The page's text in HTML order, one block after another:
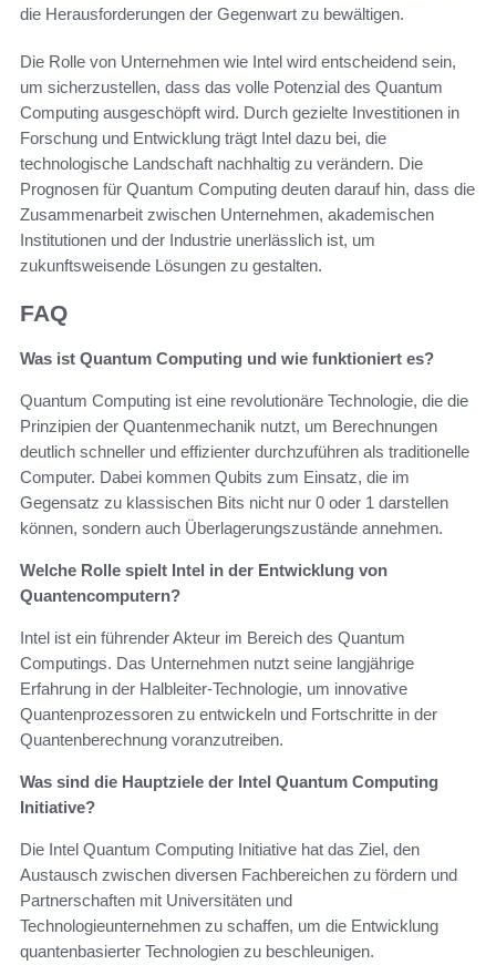
die Herausforderungen der Gegenwart zu bewältigen.
Die Rolle von Unternehmen wie Intel wird entscheidend sein,
um sicherzustellen, dass das volle Potenzial des Quantum
Computing ausgeschöpft wird. Durch gezielte Investitionen in
Forschung und Entwicklung trägt Intel dazu bei, die
technologische Landschaft nachhaltig zu verändern. Die
Prognosen für Quantum Computing deuten darauf hin, dass die
Zusammenarbeit zwischen Unternehmen, akademischen
Institutionen und der Industrie unerlässlich ist, um
zukunftsweisende Lösungen zu gestalten.
FAQ
Was ist Quantum Computing und wie funktioniert es?
Quantum Computing ist eine revolutionäre Technologie, die die
Prinzipien der Quantenmechanik nutzt, um Berechnungen
deutlich schneller und effizienter durchzuführen als traditionelle
Computer. Dabei kommen Qubits zum Einsatz, die im
Gegensatz zu klassischen Bits nicht nur 0 oder 1 darstellen
können, sondern auch Überlagerungszustände annehmen.
Welche Rolle spielt Intel in der Entwicklung von
Quantencomputern?
Intel ist ein führender Akteur im Bereich des Quantum
Computings. Das Unternehmen nutzt seine langjährige
Erfahrung in der Halbleiter-Technologie, um innovative
Quantenprozessoren zu entwickeln und Fortschritte in der
Quantenberechnung voranzutreiben.
Was sind die Hauptziele der Intel Quantum Computing
Initiative?
Die Intel Quantum Computing Initiative hat das Ziel, den
Austausch zwischen diversen Fachbereichen zu fördern und
Partnerschaften mit Universitäten und
Technologieunternehmen zu schaffen, um die Entwicklung
quantenbasierter Technologien zu beschleunigen.